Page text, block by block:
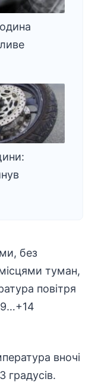
без
місцями туман,
повітря
вночі
градусів.